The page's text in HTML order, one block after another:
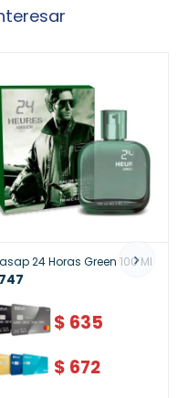
24 Horas Green 100 Ml
747
$ 635
$ 672